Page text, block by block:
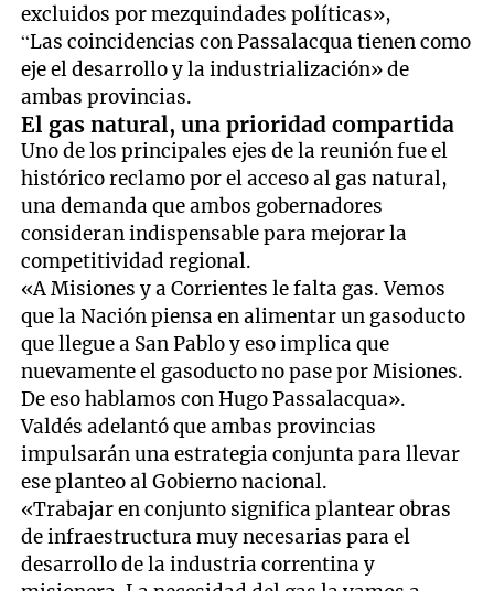
excluidos por mezquindades políticas»,
“Las coincidencias con Passalacqua tienen como
eje el desarrollo y la industrialización» de
ambas provincias.
El gas natural, una prioridad compartida
Uno de los principales ejes de la reunión fue el
histórico reclamo por el acceso al gas natural,
una demanda que ambos gobernadores
consideran indispensable para mejorar la
competitividad regional.
«A Misiones y a Corrientes le falta gas. Vemos
que la Nación piensa en alimentar un gasoducto
que llegue a San Pablo y eso implica que
nuevamente el gasoducto no pase por Misiones.
De eso hablamos con Hugo Passalacqua».
Valdés adelantó que ambas provincias
impulsarán una estrategia conjunta para llevar
ese planteo al Gobierno nacional.
«Trabajar en conjunto significa plantear obras
de infraestructura muy necesarias para el
desarrollo de la industria correntina y